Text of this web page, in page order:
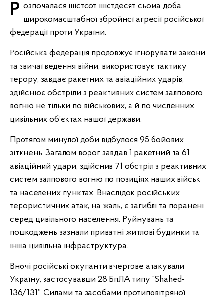
Розпочалася шістсот шістдесят сьома доба широкомасштабної збройної агресії російської
федерації проти України.
Російська федерація продовжує ігнорувати закони
та звичаї ведення війни, використовує тактику
терору, завдає ракетних та авіаційних ударів,
здійснює обстріли з реактивних систем залпового
вогню не тільки по військових, а й по численних
цивільних об’єктах нашої держави.
Протягом минулої доби відбулося 95 бойових
зіткнень. Загалом ворог завдав 1 ракетний та 61
авіаційний удари, здійснив 71 обстріл з реактивних
систем залпового вогню по позиціях наших військ
та населених пунктах. Внаслідок російських
терористичних атак, на жаль, є загиблі та поранені
серед цивільного населення. Руйнувань та
пошкоджень зазнали приватні житлові будинки та
інша цивільна інфраструктура.
Вночі російські окупанти вчергове атакували
Україну, застосувавши 28 БпЛА типу “Shahed-
136/131”. Силами та засобами протиповітряної